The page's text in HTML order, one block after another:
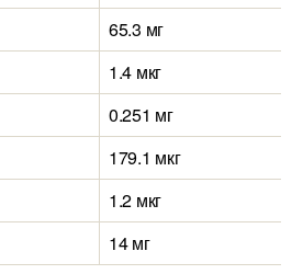
65.3 мг
1.4 мкг
0.251 мг
179.1 мкг
1.2 мкг
14 мг